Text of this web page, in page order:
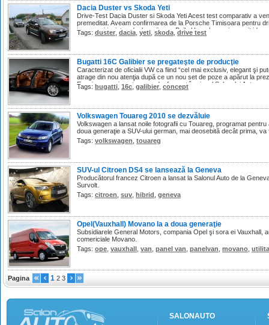
Dacia Duster vs Skoda Yeti
Drive-Test Dacia Duster si Skoda Yeti Acest test comparativ a
premeditat. Aveam confirmarea de la Porsche Timisoara pentru
iar cu o zi inaintea deplasarii spre Baile Herculane mi-a venit
Tags: duster dacia yeti skoda drive test
Bugatti 16C Galibier se pregateşte de producţie
Caracterizat de oficialii VW ca fiind “cel mai exclusiv, elegant şi
atrage din nou atenţia după ce un nou set de poze a apărut la
Evening, eveniment ce s-a desfaşurat în ajunul Salonului Auto ...
Tags: bugatti 16c galibier concept
Volkswagen Touareg 2010 se dezvăluie
Volkswagen a lansat noile fotografii cu Touareg, programat
doua generaţie a SUV-ului german, mai deosebită decât prima,
Tags: volkswagen touareg
SUV-ul Citroen DS4 se lansează la Geneva
Producătorul francez Citroen a lansat la Salonul Auto de la
Survolt.
Tags: citroen suv hibrid geneva
Opel(Vauxhall) Movano la a doua generaţie
Subsidiarele General Motors, compania Opel şi sora ei Vauxhall,
comericiale Movano.
Tags: ope vauxhall van panel van panelvan movano
Pagina 1 2 3
SALONAUTO